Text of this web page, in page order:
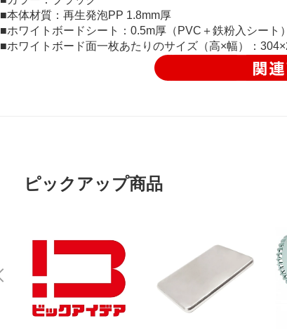
■本体材質：再生発泡PP 1.8mm厚
■ホワイトボードシート：0.5m厚（PVC＋鉄粉入シート）
■ホワイトボード面一枚あたりのサイズ（高×幅）：
ピックアップ商品